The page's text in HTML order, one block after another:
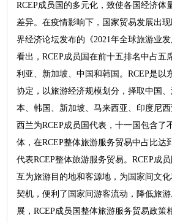
RCEP成员国的多元化，致使各国经济体
差异。在疫情影响下，国家贸易发展出
界经济论坛发布的《2021年全球旅游业
看出，RCEP成员国在前十五排名中占五
利亚、新加坡、中国和韩国。RCEP是以
协定，以旅游经济规模划分，择取中国
本、韩国、新加坡、马来西亚、印度尼
西兰为RCEP成员国代表，十一国包含了
体，在RCEP整体旅游服务贸易中占比达
代表RCEP整体旅游服务贸易。RCEP成
互为旅游目的地和客源地，为国家间文
契机，便利了国家间游客流动，降低旅
展，RCEP成员国整体旅游服务贸易政策